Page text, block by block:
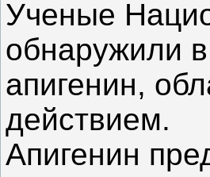
Ученые
обнаружили
апигенин,
действием.
Апигенин